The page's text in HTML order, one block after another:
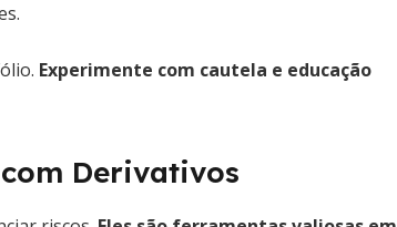
Experimente com cautela e educação
Derivativos